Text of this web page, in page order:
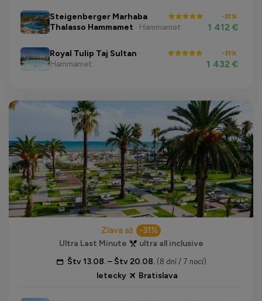
Steigenberger Marhaba
Thalasso Hammamet · Hammamet
-31%
1 412 €
Royal Tulip Taj Sultan ·
Hammamet
-31%
1 432 €
Zľava až -31%
Ultra Last Minute
ultra all inclusive
Štv 13.08. – Štv 20.08. (8 dní / 7 nocí)
letecky Bratislava